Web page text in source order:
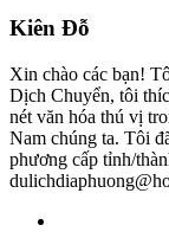
Kiên Đỗ
Xin chào các bạn!
Dịch Chuyển, tôi
nét văn hóa thú vị
Nam chúng ta. Tôi
phương cấp tỉnh/